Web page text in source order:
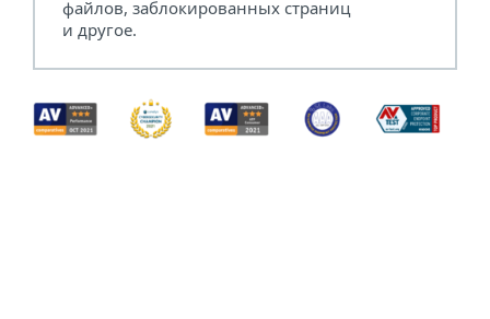
файлов, заблокированных страниц
и другое.